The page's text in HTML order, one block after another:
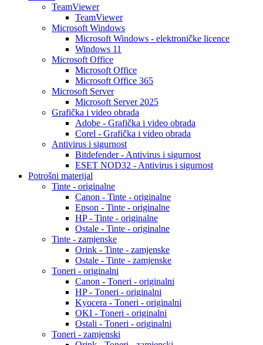
TeamViewer
TeamViewer
Microsoft Windows
Microsoft Windows - elektroničke licence
Windows 11
Microsoft Office
Microsoft Office
Microsoft Office 365
Microsoft Server
Microsoft Server 2025
Grafička i video obrada
Adobe - Grafička i video obrada
Corel - Grafička i video obrada
Antivirus i sigurnost
Bitdefender - Antivirus i sigurnost
ESET NOD32 - Antivirus i sigurnost
Potrošni materijal
Tinte - originalne
Canon - Tinte - originalne
Epson - Tinte - originalne
HP - Tinte - originalne
Ostale - Tinte - originalne
Tinte - zamjenske
Orink - Tinte - zamjenske
Ostale - Tinte - zamjenske
Toneri - originalni
Canon - Toneri - originalni
HP - Toneri - originalni
Kyocera - Toneri - originalni
OKI - Toneri - originalni
Ostali - Toneri - originalni
Toneri - zamjenski